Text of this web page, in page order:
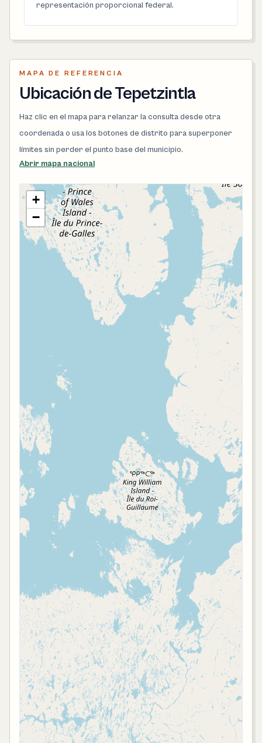
representación proporcional federal.
MAPA DE REFERENCIA
Ubicación de Tepetzintla
Haz clic en el mapa para relanzar la consulta desde otra
coordenada o usa los botones de distrito para superponer
límites sin perder el punto base del municipio.
Abrir mapa nacional
+
−